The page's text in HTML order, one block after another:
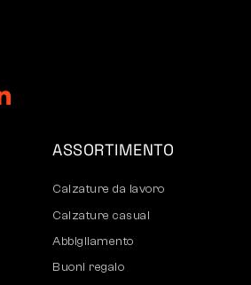
ASSORTIMENTO
Calzature da lavoro
Calzature casual
Abbigliamento
Buoni regalo